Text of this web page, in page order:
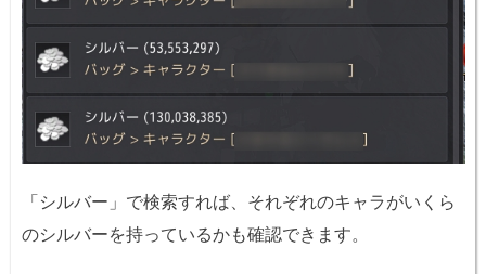
「シルバー」で検索すれば、それぞれのキャラがいくら
のシルバーを持っているかも確認できます。